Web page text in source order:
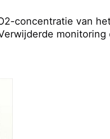
concentratie van
monitoring